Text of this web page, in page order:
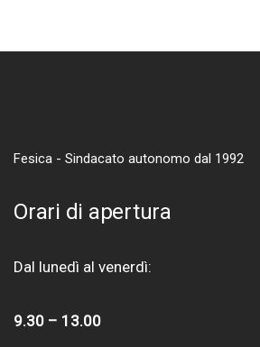
Fesica - Sindacato autonomo dal 1992
Orari di apertura
Dal lunedì al venerdì:
9.30 – 13.00